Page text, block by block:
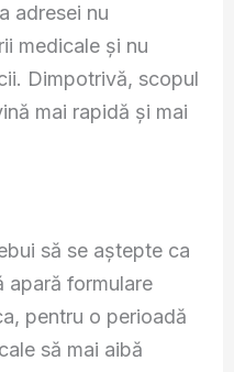
adresei nu
medicale și nu
Dimpotrivă, scopul
mai rapidă și mai
să se aștepte ca
apară formulare
pentru o perioadă
să mai aibă